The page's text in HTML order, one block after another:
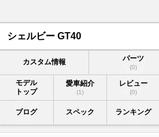
シェルビー GT40
カスタム情報 パーツ
(0)
モデル
トップ
愛車紹介
(1)
レビュー
(0)
ブログ スペック ランキング